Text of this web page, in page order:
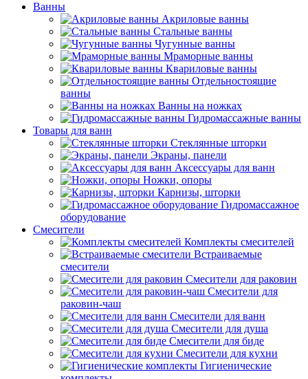
Ванны
Акриловые ванны
Стальные ванны
Чугунные ванны
Мраморные ванны
Квариловые ванны
Отдельностоящие
ванны
Ванны на ножках
Гидромассажные ванны
Товары для ванн
Стеклянные шторки
Экраны, панели
Аксессуары для ванн
Ножки, опоры
Карнизы, шторки
Гидромассажное
оборудование
Смесители
Комплекты смесителей
Встраиваемые
смесители
Смесители для раковин
Смесители для
раковин-чаш
Смесители для ванн
Смесители для душа
Смесители для биде
Смесители для кухни
Гигиенические